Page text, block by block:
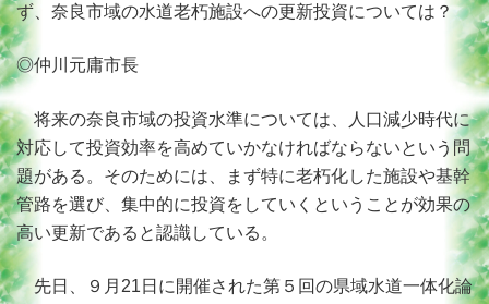
ず、奈良市域の水道老朽施設への更新投資については？
◎仲川元庸市長
将来の奈良市域の投資水準については、人口減少時代に
対応して投資効率を高めていかなければならないという問
題がある。そのためには、まず特に老朽化した施設や基幹
管路を選び、集中的に投資をしていくということが効果の
高い更新であると認識している。
先日、９月21日に開催された第５回の県域水道一体化論